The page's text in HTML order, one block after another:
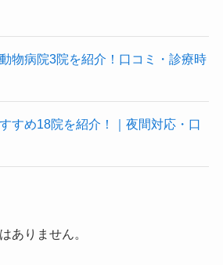
物病院3院を紹介！口コミ・診療時
すめ18院を紹介！｜夜間対応・口
ありません。